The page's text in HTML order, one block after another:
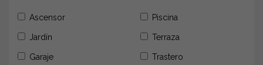
Ascensor Piscina
Jardín Terraza
Garaje Trastero